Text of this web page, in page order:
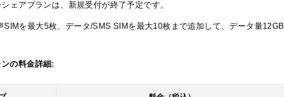
シェアプランは、新規受付が終了予定です。
SIMを最大5枚、データ/SMS SIMを最大10枚まで追加して、データ量12GB
の料金詳細: